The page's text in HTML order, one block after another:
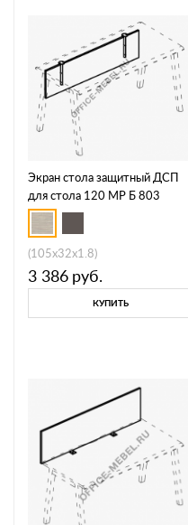
Экран стола защитный ДСП
для стола 120 МР Б 803
(105x32x1.8)
3 386 руб.
КУПИТЬ